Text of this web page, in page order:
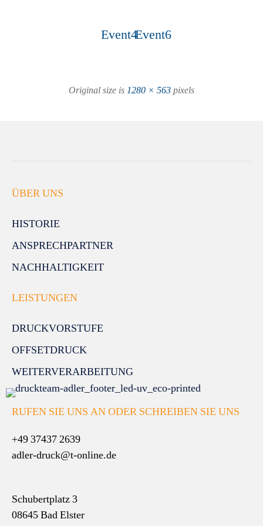
Event4Event6
Original size is 1280 × 563 pixels
ÜBER UNS
HISTORIE
ANSPRECHPARTNER
NACHHALTIGKEIT
LEISTUNGEN
DRUCKVORSTUFE
OFFSETDRUCK
WEITERVERARBEITUNG
RUFEN SIE UNS AN ODER SCHREIBEN SIE UNS
+49 37437 2639
adler-druck@t-online.de
Schubertplatz 3
08645 Bad Elster